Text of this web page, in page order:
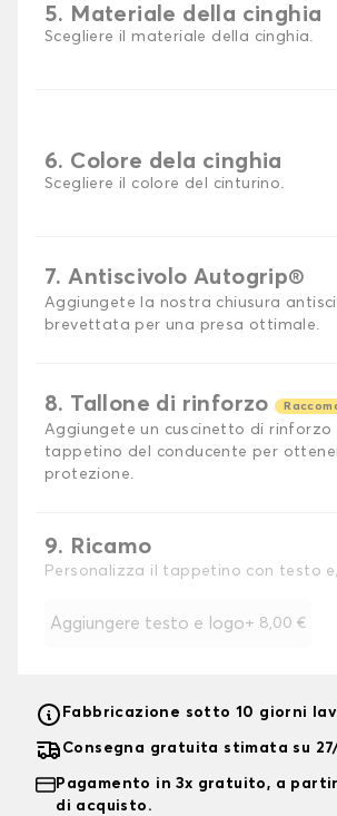
5. Materiale della cinghia
Scegliere il materiale della cinghia.
6. Colore dela cinghia
Scegliere il colore del cinturino.
7. Antiscivolo Autogrip®
Aggiungete la nostra chiusura
brevettata per una presa ottimale.
8. Tallone di rinforzo
Aggiungete un cuscinetto di rinforzo
tappetino del conducente per
protezione.
9. Ricamo
Personalizza il tappetino con testo
Aggiungere testo e logo+ 8,00 €
Fabbricazione sotto 10 giorni
Consegna gratuita stimata su
Pagamento in 3x gratuito, a
di acquisto.